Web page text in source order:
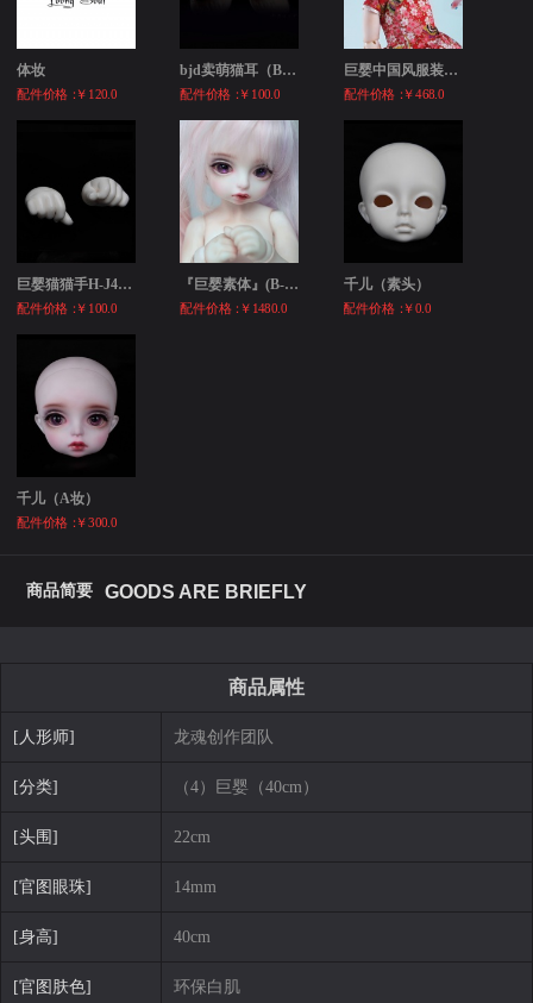
体妆
配件价格：￥120.0
bjd卖萌猫耳（BE-001） 3分/巨...
配件价格：￥100.0
巨婴中国风服装40GC-0001（限量3...
配件价格：￥468.0
巨婴猫猫手H-J40-01
配件价格：￥100.0
『巨婴素体』(B-40-01)
配件价格：￥1480.0
千儿（素头）
配件价格：￥0.0
千儿（A妆）
配件价格：￥300.0
商品简要 GOODS ARE BRIEFLY
商品属性
[人形师] 龙魂创作团队
[分类] （4）巨婴（40cm）
[头围] 22cm
[官图眼珠] 14mm
[身高] 40cm
[官图肤色] 环保白肌